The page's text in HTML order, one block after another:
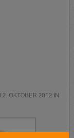
2. OKTOBER 2012 IN